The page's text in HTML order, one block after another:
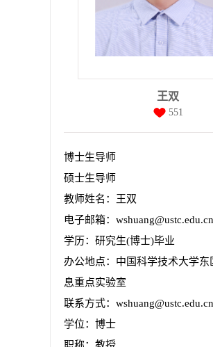
王双
551
博士生导师
硕士生导师
教师姓名：王双
电子邮箱： wshuang@ustc.edu.cn
学历：研究生(博士)毕业
办公地点：中国科学技术大学东
息重点实验室
联系方式：wshuang@ustc.edu.cn
学位：博士